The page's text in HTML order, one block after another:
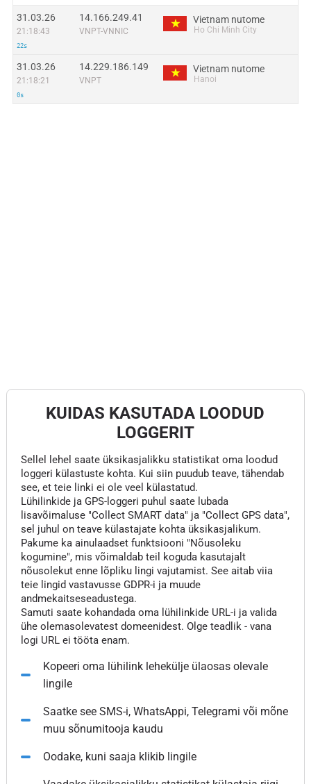
31.03.26
21:18:43
22s
14.166.249.41
VNPT-VNNIC
Vietnam nutome
Ho Chi Minh City
31.03.26
21:18:21
0s
14.229.186.149
VNPT
Vietnam nutome
Hanoi
KUIDAS KASUTADA LOODUD
LOGGERIT
Sellel lehel saate üksikasjalikku statistikat oma loodud
loggeri külastuste kohta. Kui siin puudub teave, tähendab
see, et teie linki ei ole veel külastatud.
Lühilinkide ja GPS-loggeri puhul saate lubada
lisavõimaluse "Collect SMART data" ja "Collect GPS data",
sel juhul on teave külastajate kohta üksikasjalikum.
Pakume ka ainulaadset funktsiooni "Nõusoleku
kogumine", mis võimaldab teil koguda kasutajalt
nõusolekut enne lõpliku lingi vajutamist. See aitab viia
teie lingid vastavusse GDPR-i ja muude
andmekaitseseadustega.
Samuti saate kohandada oma lühilinkide URL-i ja valida
ühe olemasolevatest domeenidest. Olge teadlik - vana
logi URL ei tööta enam.
Kopeeri oma lühilink lehekülje ülaosas olevale
lingile
Saatke see SMS-i, WhatsAppi, Telegrami või mõne
muu sõnumitooja kaudu
Oodake, kuni saaja klikib lingile